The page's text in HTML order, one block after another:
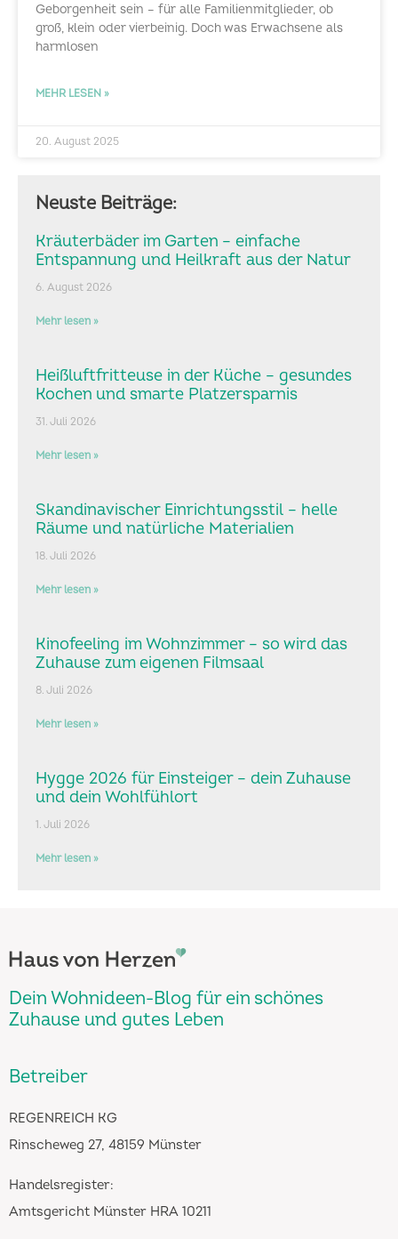
Geborgenheit sein – für alle Familienmitglieder, ob
groß, klein oder vierbeinig. Doch was Erwachsene als
harmlosen
MEHR LESEN »
20. August 2025
Neuste Beiträge:
Kräuterbäder im Garten – einfache
Entspannung und Heilkraft aus der Natur
6. August 2026
Mehr lesen »
Heißluftfritteuse in der Küche – gesundes
Kochen und smarte Platzersparnis
31. Juli 2026
Mehr lesen »
Skandinavischer Einrichtungsstil – helle
Räume und natürliche Materialien
18. Juli 2026
Mehr lesen »
Kinofeeling im Wohnzimmer – so wird das
Zuhause zum eigenen Filmsaal
8. Juli 2026
Mehr lesen »
Hygge 2026 für Einsteiger – dein Zuhause
und dein Wohlfühlort
1. Juli 2026
Mehr lesen »
Dein Wohnideen-Blog für ein schönes
Zuhause und gutes Leben
Betreiber
REGENREICH KG
Rinscheweg 27, 48159 Münster
Handelsregister:
Amtsgericht Münster HRA 10211